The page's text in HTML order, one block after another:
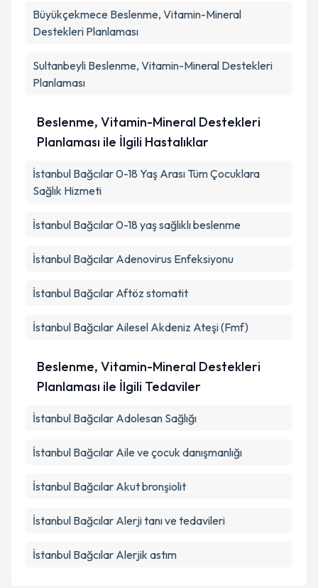
Büyükçekmece Beslenme, Vitamin-Mineral
Destekleri Planlaması
Sultanbeyli Beslenme, Vitamin-Mineral Destekleri
Planlaması
Beslenme, Vitamin-Mineral Destekleri
Planlaması ile İlgili Hastalıklar
İstanbul Bağcılar 0-18 Yaş Arası Tüm Çocuklara
Sağlık Hizmeti
İstanbul Bağcılar 0-18 yaş sağlıklı beslenme
İstanbul Bağcılar Adenovirus Enfeksiyonu
İstanbul Bağcılar Aftöz stomatit
İstanbul Bağcılar Ailesel Akdeniz Ateşi (Fmf)
Beslenme, Vitamin-Mineral Destekleri
Planlaması ile İlgili Tedaviler
İstanbul Bağcılar Adolesan Sağlığı
İstanbul Bağcılar Aile ve çocuk danışmanlığı
İstanbul Bağcılar Akut bronşiolit
İstanbul Bağcılar Alerji tanı ve tedavileri
İstanbul Bağcılar Alerjik astım